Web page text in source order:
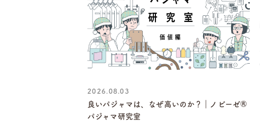
2026.08.03
良いパジャマは、なぜ高いのか？｜ノビーゼ®
パジャマ研究室